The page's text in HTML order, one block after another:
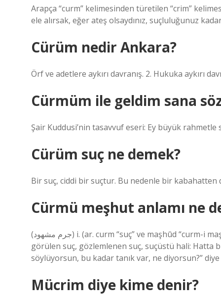
Arapça “curm” kelimesinden türetilen “crim”
ele alırsak, eğer ateş olsaydınız, suçluluğunuz
Cürüm nedir Ankara?
Örf ve adetlere aykırı davranış. 2. Hukuka aykırı
Cürmüm ile geldim sana
Şair Kuddusi’nin tasavvuf eseri: Ey büyük rahmetle
Cürüm suç ne demek?
Bir suç, ciddi bir suçtur. Bu nedenle bir kabahatten
Cürmü meşhut anlamı ne
(ﺟﺮﻡ ﻣﺸﻬﻮﺩ) i. (ar. curm “suç” ve maşhūd “curm-i maşhūd ile görülen”) hukuku. İşlenirken başkaları tarafından
görülen suç, gözlemlenen suç, suçüstü hali: Hatta
söylüyorsun, bu kadar tanık var, ne diyorsun?”
Mücrim diye kime denir?